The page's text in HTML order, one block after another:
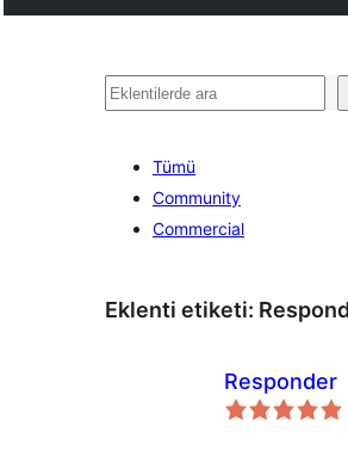
Ara
Tümü
Community
Commercial
Eklenti etiketi:
Responder